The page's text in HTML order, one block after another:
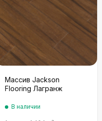
Массив Jackson
Flooring Лагранж
В наличии